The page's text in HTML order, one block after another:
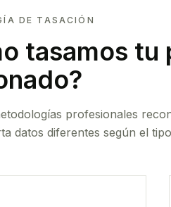
DE TASACIÓN
tasamos tu
?
profesionales
datos diferentes según el